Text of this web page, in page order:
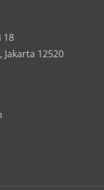
18
Jakarta 12520